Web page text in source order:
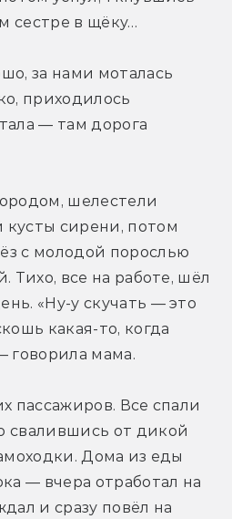
сестре в щёку…
за нами моталась
приходилось
— там дорога
шелестели
сирени, потом
с молодой порослью
Тихо, все на работе, шёл
«Ну-у скучать — это
какая-то, когда
говорила мама.
пассажиров. Все спали
свалившись от дикой
Дома из еды
— вчера отработал на
и сразу повёл на